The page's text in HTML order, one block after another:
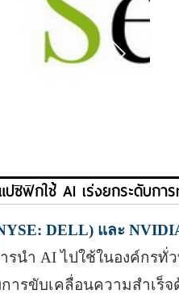
ปซิฟิกใช้ AI เร่งยกระดับกา
DELL) และ
นํา AI ไปใช้ในองค์กรทั่
ารขับเคลื่อนความสําเร็